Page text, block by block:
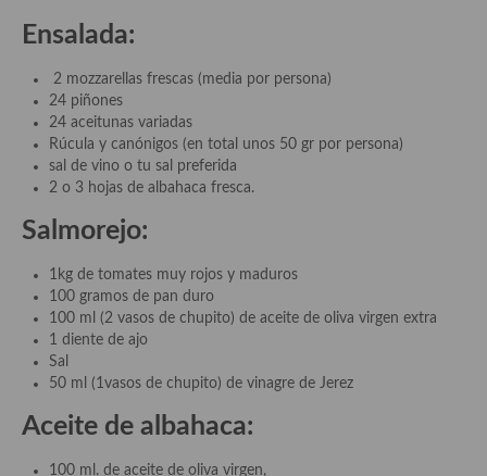
Sales y polvos
Salsas y mojos
Adobos
Aperitivos
Bebidas
demás
Entrantes y primeros platos
Ensaladas
Entrantes
Ensalada:
2 mozzarellas frescas (media por persona)
24 piñones
24 aceitunas variadas
Rúcula y canónigos (en total unos 50 gr por persona)
sal de vino o tu sal preferida
2 o 3 hojas de albahaca fresca.
Salmorejo:
1kg de tomates muy rojos y maduros
100 gramos de pan duro
100 ml (2 vasos de chupito) de aceite de oliva virgen extra
1 diente de ajo
Sal
50 ml (1vasos de chupito) de vinagre de Jerez
Aceite de albahaca:
100 ml. de aceite de oliva virgen,